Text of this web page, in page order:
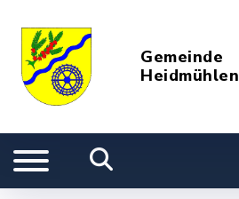
Gemeinde
Heidmühlen